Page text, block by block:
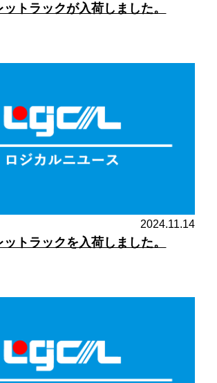
トラックが入荷しました。
2024.11.14
トラックを入荷しました。